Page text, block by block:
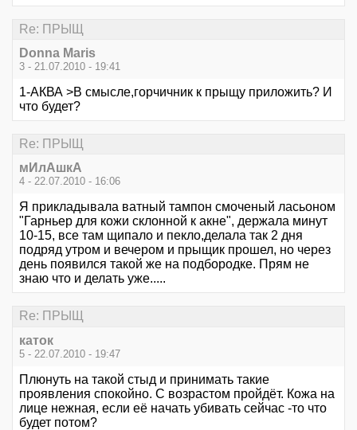
Re: ПРЫЩ
Donna Maris
3 - 21.07.2010 - 19:41
1-АКВА >В смысле,горчичник к прыщу приложить? И
что будет?
Re: ПРЫЩ
мИлАшкА
4 - 22.07.2010 - 16:06
Я прикладывала ватный тампон смоченый ласьоном
"Гарньер для кожи склонной к акне", держала минут
10-15, все там щипало и пекло,делала так 2 дня
подряд утром и вечером и прыщик прошел, но через
день появился такой же на подбородке. Прям не
знаю что и делать уже.....
Re: ПРЫЩ
каток
5 - 22.07.2010 - 19:47
Плюнуть на такой стыд и принимать такие
проявления спокойно. С возрастом пройдёт. Кожа на
лице нежная, если её начать убивать сейчас -то что
будет потом?